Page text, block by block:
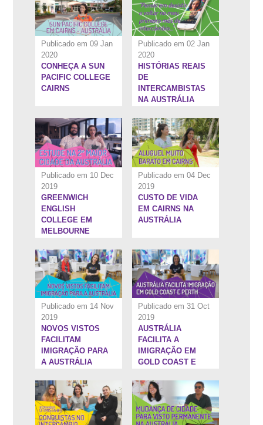
Publicado em 09 Jan
2020
CONHEÇA A SUN
PACIFIC COLLEGE
CAIRNS
Publicado em 02 Jan
2020
HISTÓRIAS REAIS
DE
INTERCAMBISTAS
NA AUSTRÁLIA
Publicado em 10 Dec
2019
10:18''
GREENWICH
ENGLISH
COLLEGE EM
MELBOURNE
Publicado em 04 Dec
2019
CUSTO DE VIDA
EM CAIRNS NA
AUSTRÁLIA
Publicado em 14 Nov
2019
NOVOS VISTOS
FACILITAM
IMIGRAÇÃO PARA
A AUSTRÁLIA
Publicado em 31 Oct
2019
3:25''
AUSTRÁLIA
FACILITA A
IMIGRAÇÃO EM
GOLD COAST E